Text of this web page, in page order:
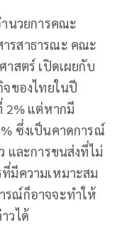
นวยการคณะ
ารสาธารณะ คณะ
าสตร์ เปิดเผยกับ
จของไทยในปี
2% แต่หากมี
ซึ่งเป็นคาดการณ์
และการขนส่งที่ไม่
มีความเหมาะสม
รณ์ก็อาจจะทำให้
วได้